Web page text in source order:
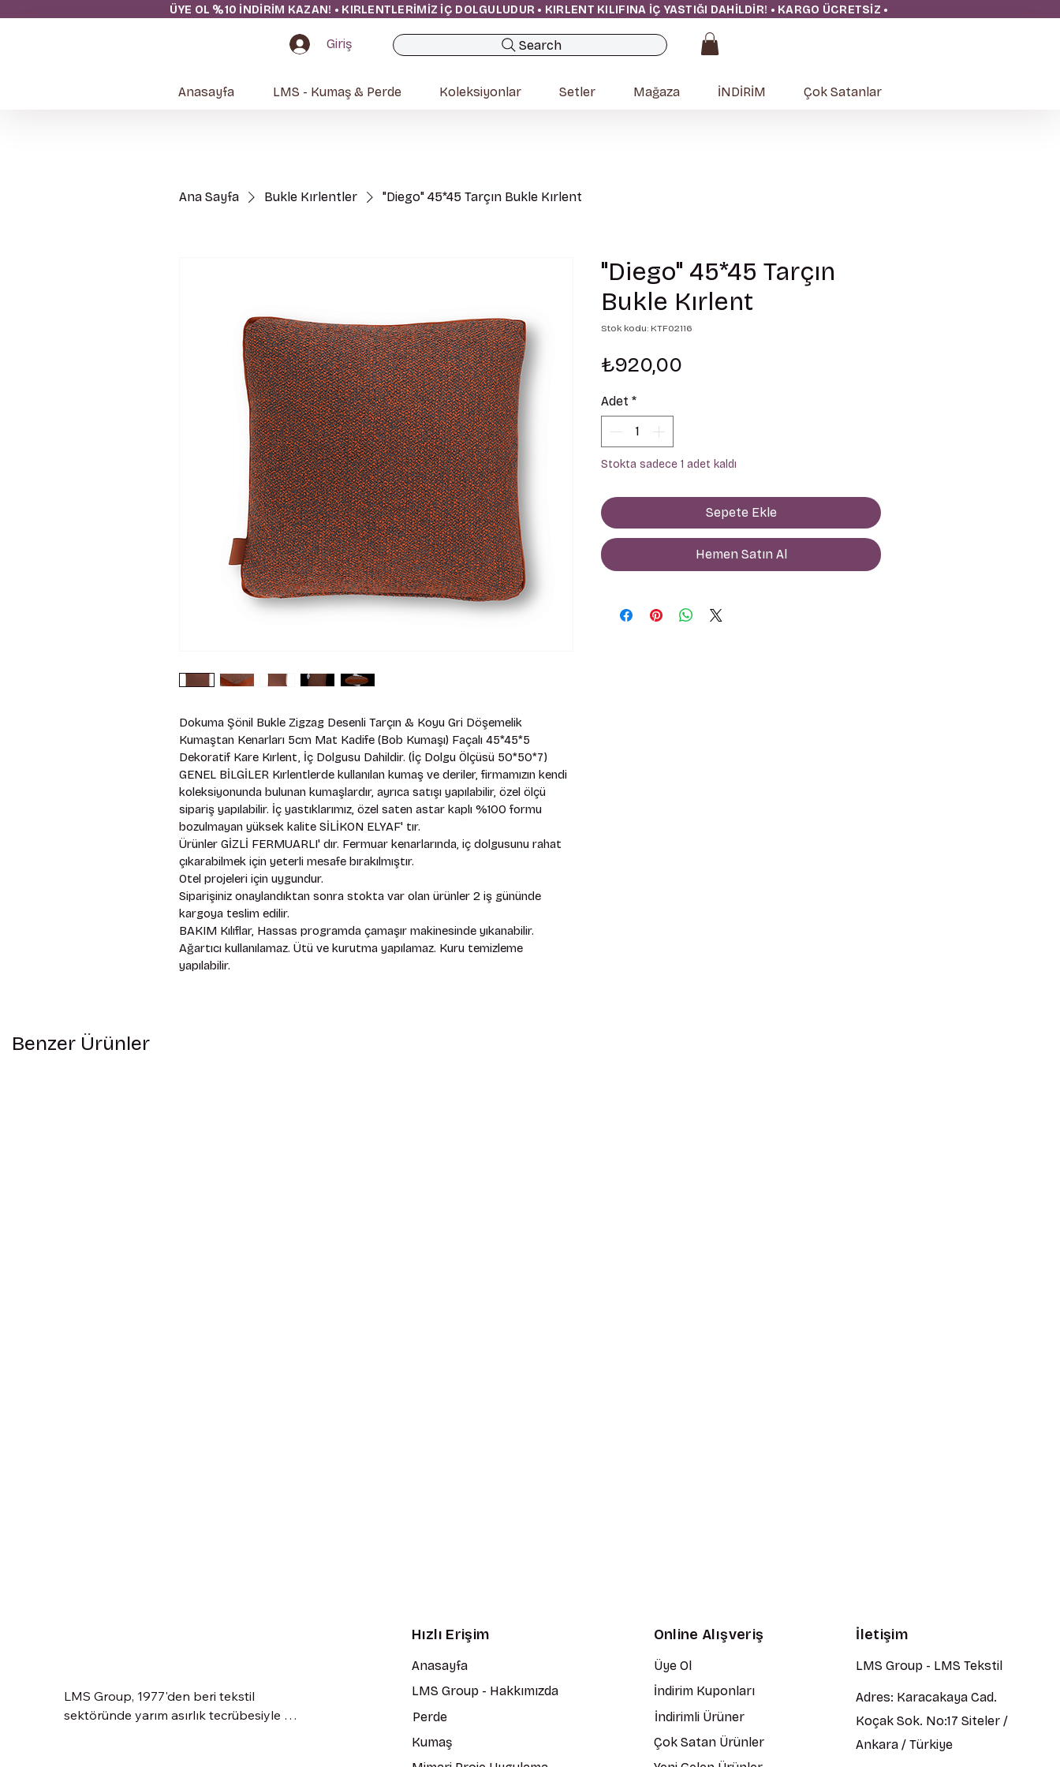
ÜYE OL %10 İNDİRİM KAZAN! • KIRLENTLERİMİZ İÇ DOLGULUDUR • KIRLENT KILIFINA İÇ YASTIĞI DAHİLDİR! • KARGO ÜCRETSİZ •
Giriş Search
Anasayfa LMS - Kumaş & Perde Koleksiyonlar Setler Mağaza İNDİRİM Çok Satanlar
Ana Sayfa Bukle Kırlentler "Diego" 45*45 Tarçın Bukle Kırlent
Dokuma Şönil Bukle Zigzag Desenli Tarçın & Koyu Gri Döşemelik
Kumaştan Kenarları 5cm Mat Kadife (Bob Kumaşı) Façalı 45*45*5
Dekoratif Kare Kırlent, İç Dolgusu Dahildir. (İç Dolgu Ölçüsü 50*50*7)
GENEL BİLGİLER Kırlentlerde kullanılan kumaş ve deriler, firmamızın kendi
koleksiyonunda bulunan kumaşlardır, ayrıca satışı yapılabilir, özel ölçü
sipariş yapılabilir. İç yastıklarımız, özel saten astar kaplı %100 formu
bozulmayan yüksek kalite SİLİKON ELYAF' tır.
Ürünler GİZLİ FERMUARLI' dır. Fermuar kenarlarında, iç dolgusunu rahat
çıkarabilmek için yeterli mesafe bırakılmıştır.
Otel projeleri için uygundur.
Siparişiniz onaylandıktan sonra stokta var olan ürünler 2 iş gününde
kargoya teslim edilir.
BAKIM Kılıflar, Hassas programda çamaşır makinesinde yıkanabilir.
Ağartıcı kullanılamaz. Ütü ve kurutma yapılamaz. Kuru temizleme
yapılabilir.
"Diego" 45*45 Tarçın
Bukle Kırlent
Stok kodu: KTF02116
₺920,00
Adet *
Stokta sadece 1 adet kaldı
Sepete Ekle
Hemen Satın Al
Benzer Ürünler
LMS Group, 1977'den beri tekstil
sektöründe yarım asırlık tecrübesiyle
Hızlı Erişim
Anasayfa
LMS Group - Hakkımızda
Perde
Kumaş
Online Alışveriş
Üye Ol
İndirim Kuponları
İndirimli Ürüner
Çok Satan Ürünler
İletişim
LMS Group - LMS Tekstil
Adres: Karacakaya Cad.
Koçak Sok. No:17 Siteler /
Ankara / Türkiye